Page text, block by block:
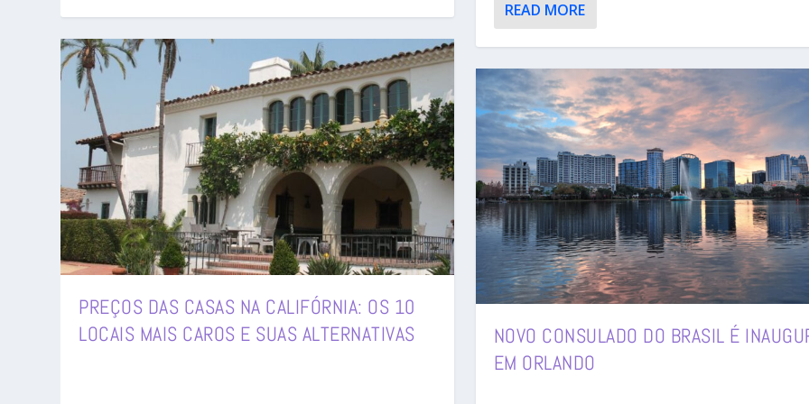
PREÇOS DAS CASAS NA CALIFÓRNIA: OS 10
LOCAIS MAIS CAROS E SUAS ALTERNATIVAS
READ MORE
NOVO CONSULADO DO BRASIL É
EM ORLANDO